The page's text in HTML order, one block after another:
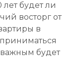
будет ли
восторг от
в
будет